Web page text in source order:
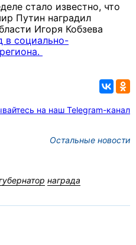
стало известно, что
Путин наградил
Игоря Кобзева
в социально-
на наш Telegram-канал
Остальные новости
награда